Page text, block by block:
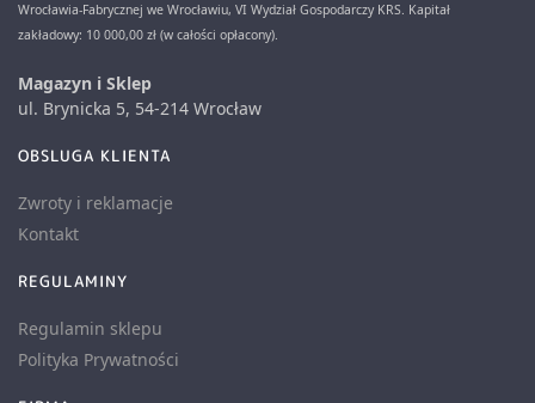
Wrocławia-Fabrycznej we Wrocławiu, VI Wydział Gospodarczy KRS. Kapitał
zakładowy: 10 000,00 zł (w całości opłacony).
Magazyn i Sklep
ul. Brynicka 5, 54-214 Wrocław
OBSLUGA KLIENTA
Zwroty i reklamacje
Kontakt
REGULAMINY
Regulamin sklepu
Polityka Prywatności